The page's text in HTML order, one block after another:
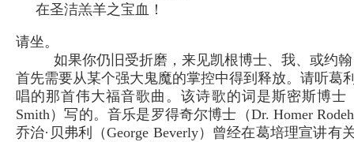
在圣洁羔羊之宝血！
请坐。
如果你仍旧受折磨，来见凯根博士、我、或约
首先需要从某个强大鬼魔的掌控中得到释放。请听葛
唱的那首伟大福音歌曲。该诗歌的词是斯密斯博士
Smith）写的。音乐是罗得奇尔博士（Dr. Homer
乔治·贝弗利（George Beverly）曾经在葛培理宣讲有